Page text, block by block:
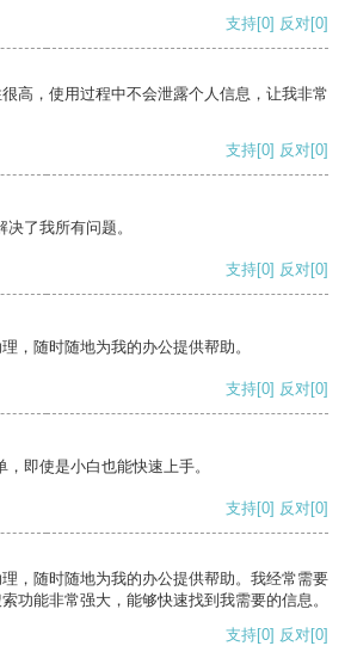
支持[0] 反对[0]
高，使用过程中不会泄露个人信息，让我非常
支持[0] 反对[0]
了我所有问题。
支持[0] 反对[0]
，随时随地为我的办公提供帮助。
支持[0] 反对[0]
即使是小白也能快速上手。
支持[0] 反对[0]
，随时随地为我的办公提供帮助。我经常需要
功能非常强大，能够快速找到我需要的信息。
支持[0] 反对[0]